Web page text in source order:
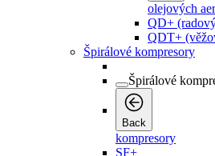
olejových
QD+
QDT+
Špirálové kompresory
Špirálové
Back
kompresory
SF+